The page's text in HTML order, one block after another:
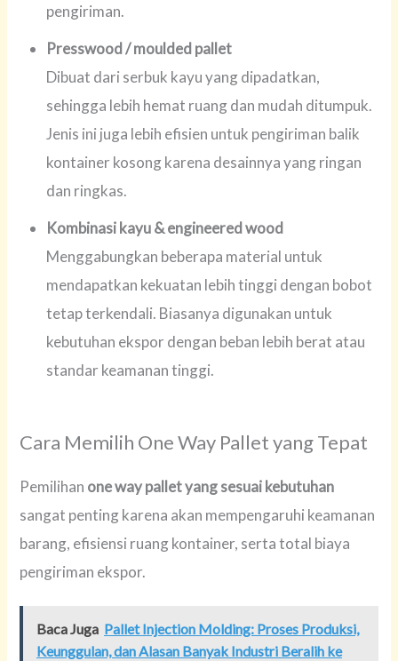
pengiriman.
Presswood / moulded pallet
Dibuat dari serbuk kayu yang dipadatkan,
sehingga lebih hemat ruang dan mudah ditumpuk.
Jenis ini juga lebih efisien untuk pengiriman balik
kontainer kosong karena desainnya yang ringan
dan ringkas.
Kombinasi kayu & engineered wood
Menggabungkan beberapa material untuk
mendapatkan kekuatan lebih tinggi dengan bobot
tetap terkendali. Biasanya digunakan untuk
kebutuhan ekspor dengan beban lebih berat atau
standar keamanan tinggi.
Cara Memilih One Way Pallet yang Tepat
Pemilihan one way pallet yang sesuai kebutuhan
sangat penting karena akan mempengaruhi keamanan
barang, efisiensi ruang kontainer, serta total biaya
pengiriman ekspor.
Baca Juga Pallet Injection Molding: Proses Produksi,
Keunggulan, dan Alasan Banyak Industri Beralih ke